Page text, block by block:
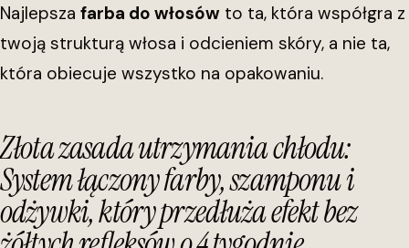
Najlepsza farba do włosów to ta, która współgra z
twoją strukturą włosa i odcieniem skóry, a nie ta,
która obiecuje wszystko na opakowaniu.
Złota zasada utrzymania chłodu:
System łączony farby, szamponu i
odżywki, który przedłuża efekt bez